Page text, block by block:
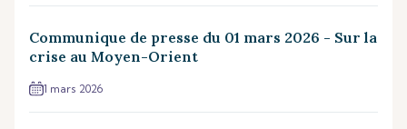
Communique de presse du 01 mars 2026 - Sur la
crise au Moyen-Orient
1 mars 2026